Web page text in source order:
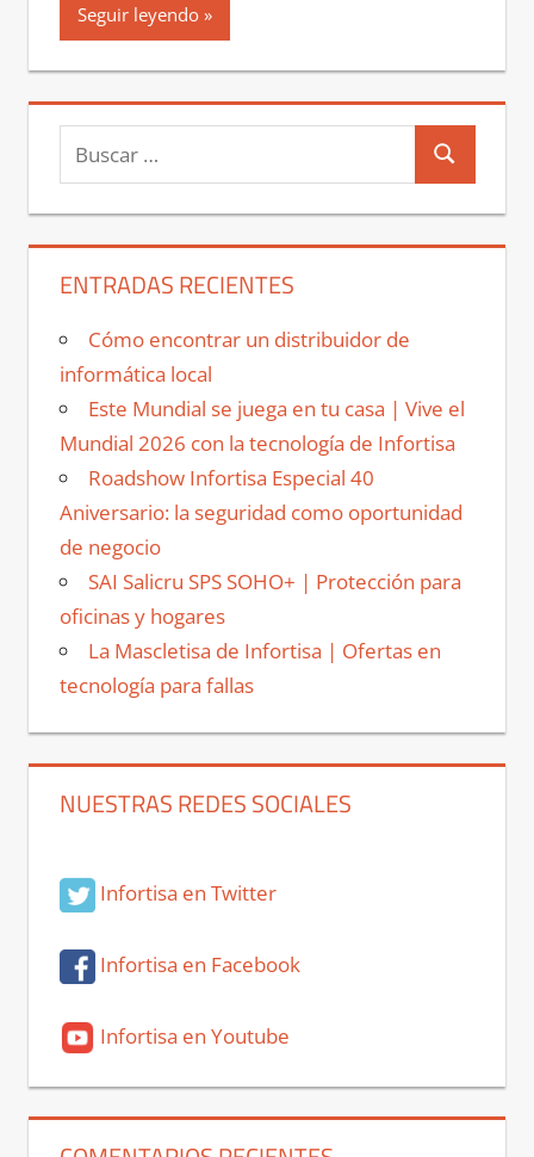
Seguir leyendo
Buscar:
Buscar
ENTRADAS RECIENTES
Cómo encontrar un distribuidor de
informática local
Este Mundial se juega en tu casa | Vive el
Mundial 2026 con la tecnología de Infortisa
Roadshow Infortisa Especial 40
Aniversario: la seguridad como oportunidad
de negocio
SAI Salicru SPS SOHO+ | Protección para
oficinas y hogares
La Mascletisa de Infortisa | Ofertas en
tecnología para fallas
NUESTRAS REDES SOCIALES
Infortisa en Twitter
Infortisa en Facebook
Infortisa en Youtube